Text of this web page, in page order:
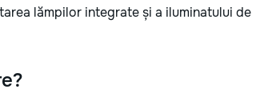
lămpilor integrate și a iluminatului de